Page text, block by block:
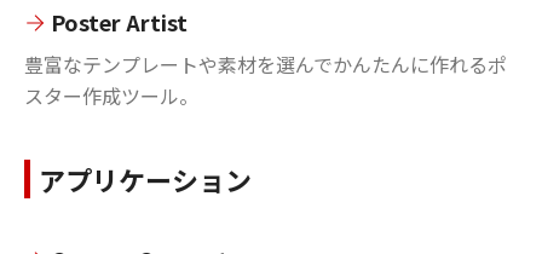
Poster Artist
豊富なテンプレートや素材を選んでかんたんに作れるポ
スター作成ツール。
アプリケーション